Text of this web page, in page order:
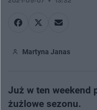
Martyna Janas
Już w ten weekend
żużlowe sezonu.